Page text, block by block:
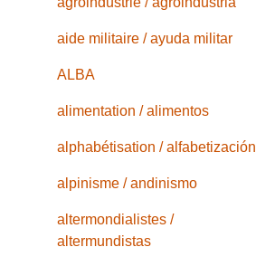
aide militaire / ayuda militar
ALBA
alimentation / alimentos
alphabétisation / alfabetización
alpinisme / andinismo
altermondialistes /
altermundistas